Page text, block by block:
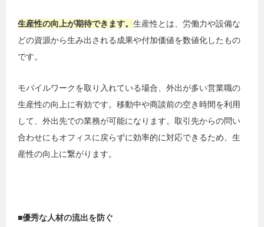
生産性の向上が期待できます。 生産性とは、労働力や設備な
どの資源から生み出される成果や付加価値を数値化したもの
です。
モバイルワークを取り入れている場合、外出が多い営業職の
生産性の向上に有効です。移動中や商談前の空き時間を利用
して、外出先での業務が可能になります。取引先からの問い
合わせにもオフィスに戻らずに効率的に対応できるため、生
産性の向上に繋がります。
■優秀な人材の流出を防ぐ